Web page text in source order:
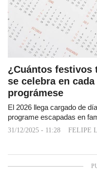
¿Cuántos festivos
se celebra en
prográmese
El 2026 llega cargado de
programe escapadas en
31/12/2025 - 11:28 FELIPE